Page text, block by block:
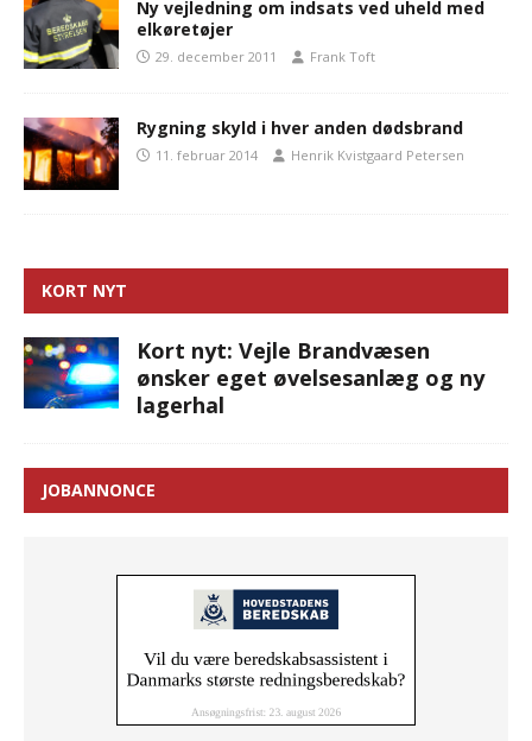
Ny vejledning om indsats ved uheld med
elkøretøjer
29. december 2011 Frank Toft
Rygning skyld i hver anden dødsbrand
11. februar 2014 Henrik Kvistgaard Petersen
KORT NYT
Kort nyt: Vejle Brandvæsen
ønsker eget øvelsesanlæg og ny
lagerhal
JOBANNONCE